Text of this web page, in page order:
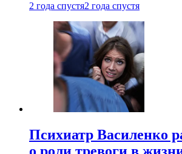
2 года спустя2 года спустя
Психиатр Василенко